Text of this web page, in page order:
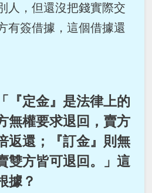
人，但還沒把錢實際交
有簽借據，這個借據還
『定金』是法律上的
無權要求退回，賣方
返還；『訂金』則無
雙方皆可退回。」這
據？